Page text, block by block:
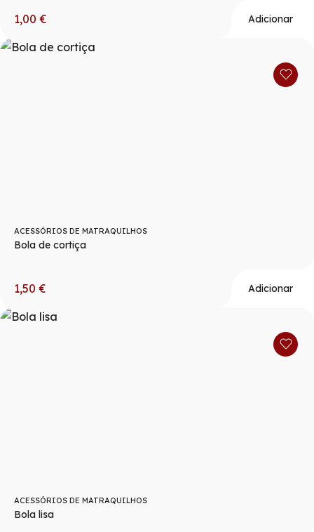
1,00 € Adicionar
ACESSÓRIOS DE MATRAQUILHOS
Bola de cortiça
1,50 € Adicionar
ACESSÓRIOS DE MATRAQUILHOS
Bola lisa